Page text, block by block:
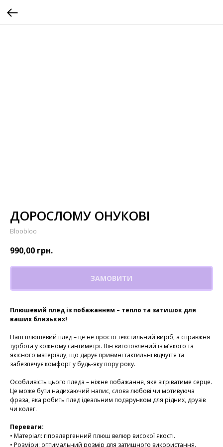
ДОРОСЛОМУ ОНУКОВІ
Bloobloo
990,00 грн.
ЗАМОВИТИ
Плюшевий плед із побажанням – тепло та затишок для
ваших близьких!
Наш плюшевий плед – це не просто текстильний виріб, а справжня
турбота у кожному сантиметрі. Він виготовлений із м’якого та
якісного матеріалу, що дарує приємні тактильні відчуття та
забезпечує комфорт у будь-яку пору року.
Особливість цього пледа – ніжне побажання, яке зігріватиме серце.
Це може бути надихаючий напис, слова любові чи мотивуюча
фраза, яка робить плед ідеальним подарунком для рідних, друзів
чи колег.
Переваги:
• Матеріал: гіпоалергенний плюш велюр високої якості.
• Розміри: оптимальний розмір для затишного використання.